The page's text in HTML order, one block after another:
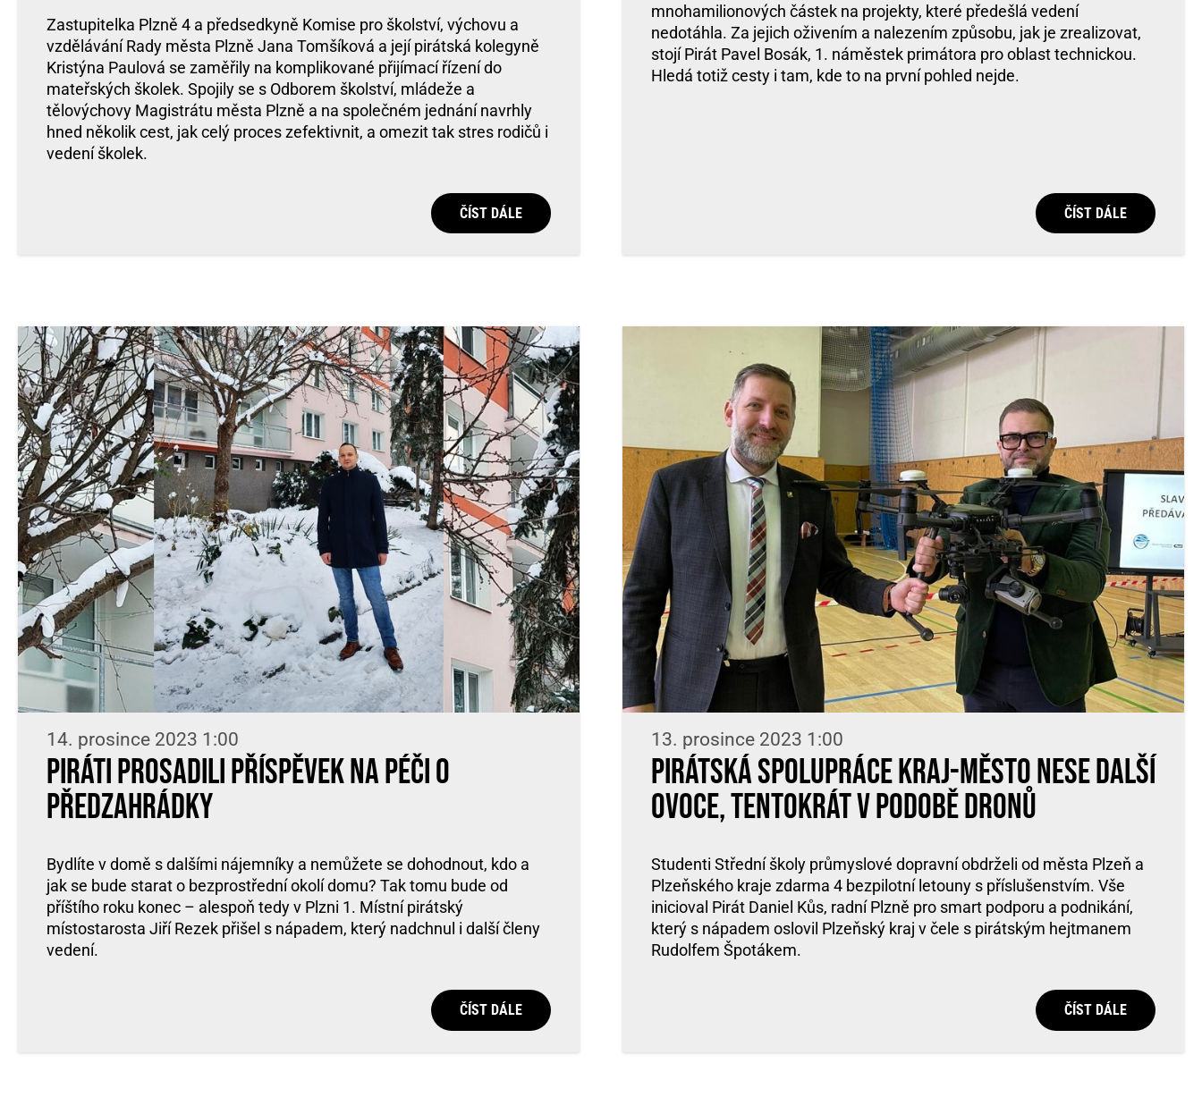
Zastupitelka Plzně 4 a předsedkyně Komise pro školství, výchovu a
vzdělávání Rady města Plzně Jana Tomšíková a její pirátská kolegyně
Kristýna Paulová se zaměřily na komplikované přijímací řízení do
mateřských školek. Spojily se s Odborem školství, mládeže a
tělovýchovy Magistrátu města Plzně a na společném jednání navrhly
hned několik cest, jak celý proces zefektivnit, a omezit tak stres rodičů i
vedení školek.
ČÍST DÁLE
mnohamilionových částek na projekty, které předešlá vedení
nedotáhla. Za jejich oživením a nalezením způsobu, jak je zrealizovat,
stojí Pirát Pavel Bosák, 1. náměstek primátora pro oblast technickou.
Hledá totiž cesty i tam, kde to na první pohled nejde.
ČÍST DÁLE
14. prosince 2023 1:00
Piráti prosadili příspěvek na péči o
předzahrádky
Bydlíte v domě s dalšími nájemníky a nemůžete se dohodnout, kdo a
jak se bude starat o bezprostřední okolí domu? Tak tomu bude od
příštího roku konec – alespoň tedy v Plzni 1. Místní pirátský
místostarosta Jiří Rezek přišel s nápadem, který nadchnul i další členy
vedení.
ČÍST DÁLE
13. prosince 2023 1:00
Pirátská spolupráce kraj-město nese další
ovoce, tentokrát v podobě dronů
Studenti Střední školy průmyslové dopravní obdrželi od města Plzeň a
Plzeňského kraje zdarma 4 bezpilotní letouny s příslušenstvím. Vše
inicioval Pirát Daniel Kůs, radní Plzně pro smart podporu a podnikání,
který s nápadem oslovil Plzeňský kraj v čele s pirátským hejtmanem
Rudolfem Špotákem.
ČÍST DÁLE